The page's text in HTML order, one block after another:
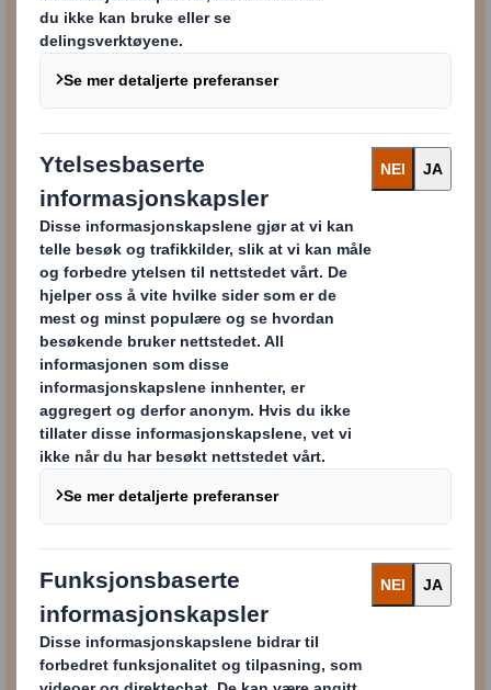
BEDRIFTSNAVN*
E-POST*
BY*
Vil du ha informasjon og nyheter fra DS Smith?
Ja
Mer informasjon om hvordan DS Smith behandler,
bruker og beskytter din personlige informasjon finner
duher.